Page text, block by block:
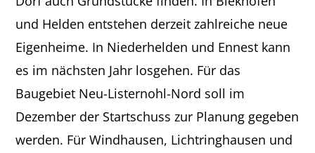
und Helden entstehen derzeit zahlreiche neue
Eigenheime. In Niederhelden und Ennest kann
es im nächsten Jahr losgehen. Für das
Baugebiet Neu-Listernohl-Nord soll im
Dezember der Startschuss zur Planung gegeben
werden. Für Windhausen, Lichtringhausen und